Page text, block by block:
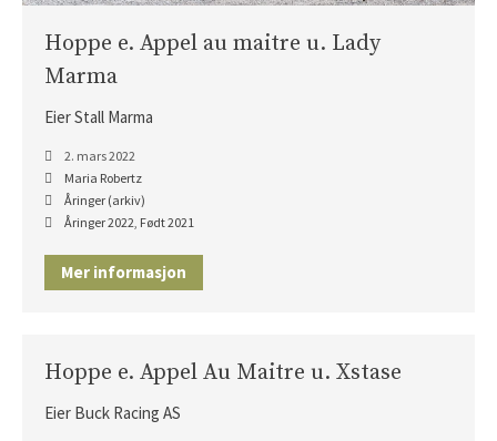
Hoppe e. Appel au maitre u. Lady
Marma
Eier Stall Marma
2. mars 2022
Maria Robertz
Åringer (arkiv)
Åringer 2022 Født 2021
Mer informasjon
Hoppe e. Appel Au Maitre u. Xstase
Eier Buck Racing AS